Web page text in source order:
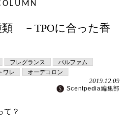
類 －TPOに合った香
フレグランス
パルファム
ワレ オーデコロン
2019.12.09
Scentpedia編集部
て？